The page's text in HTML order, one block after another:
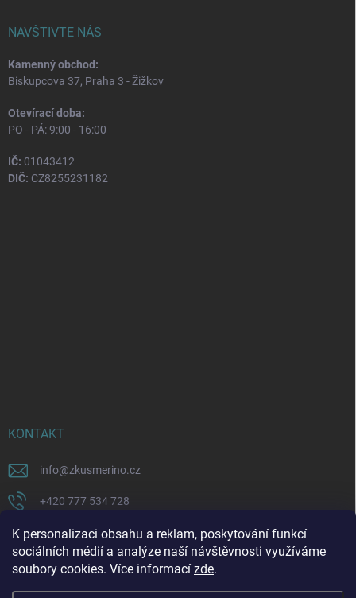
K personalizaci obsahu a reklam, poskytování funkcí
sociálních médií a analýze naší návštěvnosti využíváme
soubory cookies. Více informací zde.
NAVŠTIVTE NÁS
Kamenný obchod:
Biskupcova 37, Praha 3 - Žižkov
Otevírací doba:
PO - PÁ: 9:00 - 16:00
IČ: 01043412
DIČ: CZ8255231182
KONTAKT
info@zkusmerino.cz
+420 777 534 728
https://www.facebook.com/zkusmerino/
zkusmerino.cz